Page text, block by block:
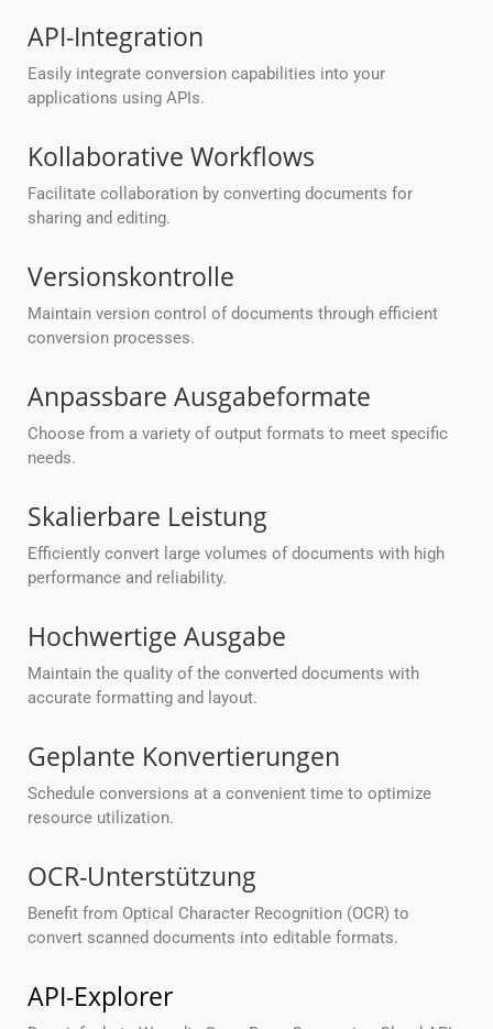
API-Integration
Easily integrate conversion capabilities into your
applications using APIs.
Kollaborative Workflows
Facilitate collaboration by converting documents for
sharing and editing.
Versionskontrolle
Maintain version control of documents through efficient
conversion processes.
Anpassbare Ausgabeformate
Choose from a variety of output formats to meet specific
needs.
Skalierbare Leistung
Efficiently convert large volumes of documents with high
performance and reliability.
Hochwertige Ausgabe
Maintain the quality of the converted documents with
accurate formatting and layout.
Geplante Konvertierungen
Schedule conversions at a convenient time to optimize
resource utilization.
OCR-Unterstützung
Benefit from Optical Character Recognition (OCR) to
convert scanned documents into editable formats.
API-Explorer